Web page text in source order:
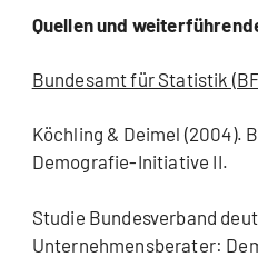
Quellen und
Bundesamt für Statistik
Köchling & Deimel (2004).
Demografie-Initiative II.
Studie Bundesverband
Unternehmensberater: